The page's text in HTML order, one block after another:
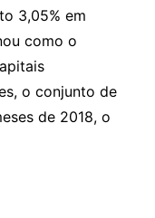
3,05% em
como o
o conjunto de
de 2018, o